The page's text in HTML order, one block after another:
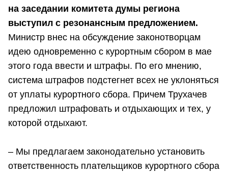
на заседании комитета думы региона
выступил с резонансным предложением.
Министр внес на обсуждение законотворцам
идею одновременно с курортным сбором в мае
этого года ввести и штрафы. По его мнению,
система штрафов подстегнет всех не уклоняться
от уплаты курортного сбора. Причем Трухачев
предложил штрафовать и отдыхающих и тех, у
которой отдыхают.
– Мы предлагаем законодательно установить
ответственность плательщиков курортного сбора